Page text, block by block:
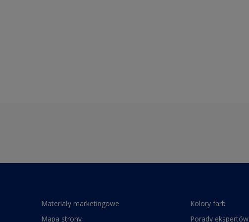
Materiały marketingowe
Mapa strony
Kolory farb
Porady ekspertów